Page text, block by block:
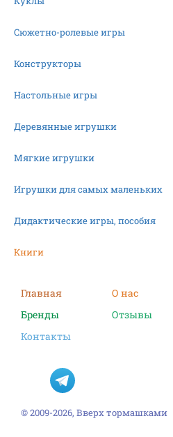
Сюжетно-ролевые игры
Конструкторы
Настольные игры
Деревянные игрушки
Мягкие игрушки
Игрушки для самых маленьких
Дидактические игры, пособия
Книги
Фигурки
Наборы для творчества
Пазлы
Главная О нас
Бренды
Отзывы
Контакты
© 2009-2026, Вверх тормашками